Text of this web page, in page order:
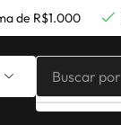
de R$1.000
Buscar por